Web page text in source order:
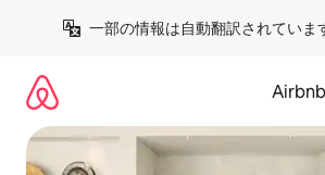
一部の情報は自動翻訳されていま